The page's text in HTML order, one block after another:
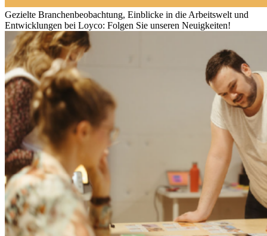
Gezielte Branchenbeobachtung, Einblicke in die Arbeitswelt und
Entwicklungen bei Loyco: Folgen Sie unseren Neuigkeiten!